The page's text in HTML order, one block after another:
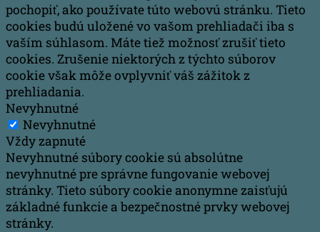
pochopiť, ako používate túto webovú stránku. Tieto
cookies budú uložené vo vašom prehliadači iba s
vaším súhlasom. Máte tiež možnosť zrušiť tieto
cookies. Zrušenie niektorých z týchto súborov
cookie však môže ovplyvniť váš zážitok z
prehliadania.
Nevyhnutné
Nevyhnutné
Vždy zapnuté
Nevyhnutné súbory cookie sú absolútne
nevyhnutné pre správne fungovanie webovej
stránky. Tieto súbory cookie anonymne zaisťujú
základné funkcie a bezpečnostné prvky webovej
stránky.